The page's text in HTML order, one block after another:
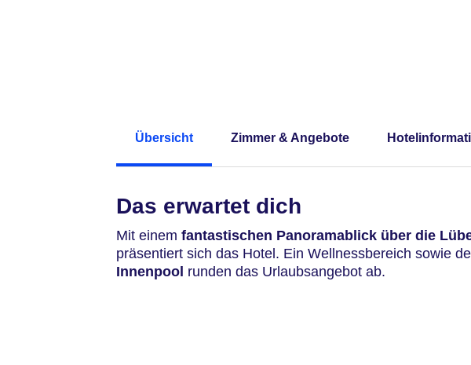
Übersicht Zimmer & Angebote
Das erwartet dich
Mit einem fantastischen Panoramablick über die
präsentiert sich das Hotel. Ein Wellnessbereich sowie
Innenpool runden das Urlaubsangebot ab.